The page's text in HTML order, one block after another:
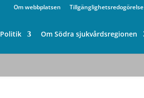
Om webbplatsen Tillgänglighetsredogörelse
Politik Om Södra sjukvårdsregionen